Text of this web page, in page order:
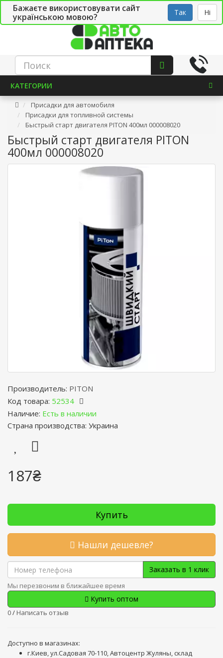
Бажаєте використовувати сайт
українською мовою?
Так Ні
СТО Укр
КАТЕГОРИИ
Присадки для автомобиля
Присадки для топливной системы
Быстрый старт двигателя PITON 400мл 000008020
Быстрый старт двигателя PITON
400мл 000008020
Производитель: PITON
Код товара: 52534
Наличие: Есть в наличии
Страна производства: Украина
187₴
Купить
Нашли дешевле?
Заказать в 1 клик
Мы перезвоним в ближайшее время
Купить оптом
0/ Написать отзыв
Доступно в магазинах:
г.Киев, ул.Садовая 70-110, Автоцентр Жуляны, склад